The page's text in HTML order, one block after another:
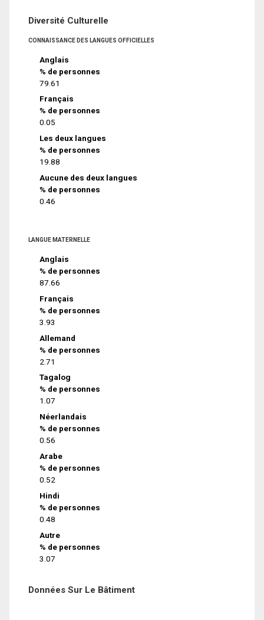
Diversité Culturelle
CONNAISSANCE DES LANGUES OFFICIELLES
Anglais
% de personnes
79.61
Français
% de personnes
0.05
Les deux langues
% de personnes
19.88
Aucune des deux langues
% de personnes
0.46
LANGUE MATERNELLE
Anglais
% de personnes
87.66
Français
% de personnes
3.93
Allemand
% de personnes
2.71
Tagalog
% de personnes
1.07
Néerlandais
% de personnes
0.56
Arabe
% de personnes
0.52
Hindi
% de personnes
0.48
Autre
% de personnes
3.07
Données Sur Le Bâtiment